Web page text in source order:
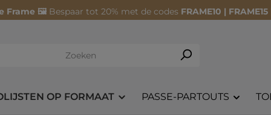
Frame 🖼️ Bespaar tot 20% met de codes FRAME10 |
OP FORMAAT PASSE-PARTOUTS